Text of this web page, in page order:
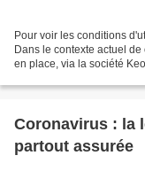
Pour voir les conditions
Dans le contexte actuel
en place, via la société
Coronavirus : la
partout assurée